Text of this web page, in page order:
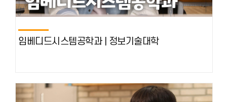
임베디드시스템공학과 | 정보기술대학